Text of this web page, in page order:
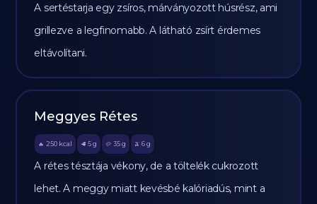
A sertéstarja egy zsíros, márványozott húsrész, ami
grillezve a legfinomabb. A látható zsírt érdemes
eltávolítani.
Meggyes Rétes
🔥 250 kcal 🥩 5 g 🥔 35g 🫒 6 g
A rétes tésztája vékony, de a töltelék cukrozott
lehet. A meggy miatt kevésbé kalóriadús, mint a